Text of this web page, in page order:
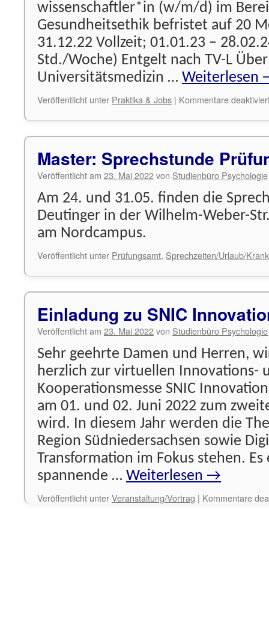
wissenschaftler*in (w/m/d) im
Gesund­heitsethik befristet auf 20
31.12.22 Vollzeit; 01.01.23 –
Std./Woche) Entgelt nach TV-L
Universitätsmedizin … Weiterlesen
Veröffentlicht unter Praktika & Jobs | Kommentare
Master: Sprechstunde
Veröffentlicht am 23. Mai 2022von Studienbüro Psychologie
Am 24. und 31.05. finden die
Deutinger in der Wilhelm-Weber-
am Nordcampus.
Veröffentlicht unter Prüfungsamt, Sprechzeiten/Urlaub/
Einladung zu SNIC
Veröffentlicht am 23. Mai 2022von Studienbüro Psychologie
Sehr geehrte Damen und Herren,
herzlich zur virtuellen Innovations-
Kooperationsmesse SNIC
am 01. und 02. Juni 2022 zum
wird. In diesem Jahr werden die
Region Südniedersachsen sowie
Transformation im Fokus stehen. Es
spannende … Weiterlesen →
Veröffentlicht unterVeranstaltung/Vortrag | Kommentare